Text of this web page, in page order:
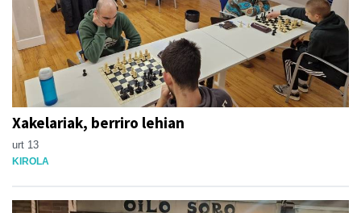
Xakelariak, berriro lehian
urt 13
KIROLA